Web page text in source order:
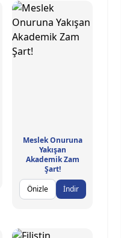
Meslek Onuruna
Yakışan
Akademik Zam
Şart!
Önizle
İndir